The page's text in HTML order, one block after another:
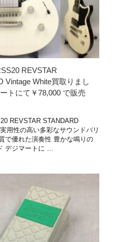
REVSTAR
Vintage White買取りまし
トにて￥78,000 で販売
REVSTAR STANDARD
用性の高い多彩なサウンドバリ
で優れた演奏性 豊かな鳴りの
デジマートに …